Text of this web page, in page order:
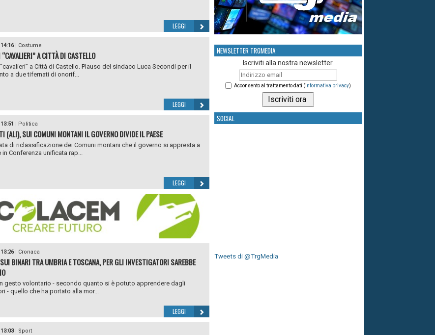
LEGGI
| Costume
A CITTÀ DI CASTELLO
a Città di Castello. Plauso del sindaco Luca Secondi per il
a due tifernati di onorif...
LEGGI
| Politica
(ALI), SUI COMUNI MONTANI IL GOVERNO DIVIDE IL PAESE
di riclassificazione dei Comuni montani che il governo si appresta a
in Conferenza unificata rap...
LEGGI
| Cronaca
SUI BINARI TRA UMBRIA E TOSCANA, PER GLI INVESTIGATORI SAREBBE
gesto volontario - secondo quanto si è potuto apprendere dagli
- quello che ha portato alla mor...
LEGGI
| Sport
NEWSLETTER TRGMEDIA
Iscriviti alla nostra newsletter
Acconsento al trattamento dati (informativa privacy)
SOCIAL
Tweets di @TrgMedia